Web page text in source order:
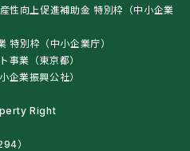
性向上促進補助金 特別枠（中小企業
別枠（中小企業庁）
事業（東京都）
企業振興公社）
Right
）